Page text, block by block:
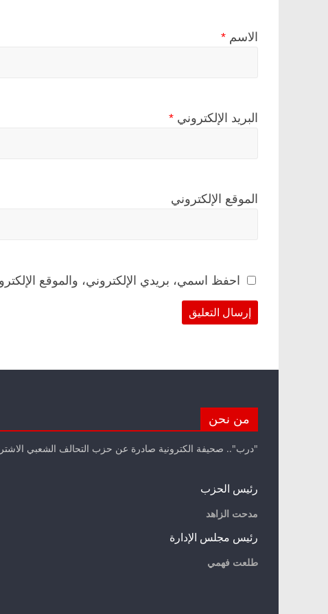
الاسم *
البريد الإلكتروني *
الموقع الإلكتروني
احفظ اسمي، بريدي الإلكتروني، والموقع
من نحن
"درب".. صحيفة الكترونية صادرة عن حزب التحالف الشعبي
رئيس الحزب
مدحت الزاهد
رئيس مجلس الإدارة
طلعت فهمي